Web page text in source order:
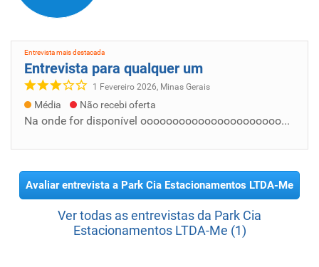
Entrevista mais destacada
Entrevista para qualquer um
1 Fevereiro 2026, Minas Gerais
Média Não recebi oferta
Na onde for disponível oooooooooooooooooooooooooooooooooooooooooooooooooooooooooooooooookkkkkkkkkkkkkkkkkkkkkkkkkkkkkkkkkkkkkkkkkkkkllllllll...
Avaliar entrevista a Park Cia Estacionamentos LTDA-Me
Ver todas as entrevistas da Park Cia
Estacionamentos LTDA-Me (1)